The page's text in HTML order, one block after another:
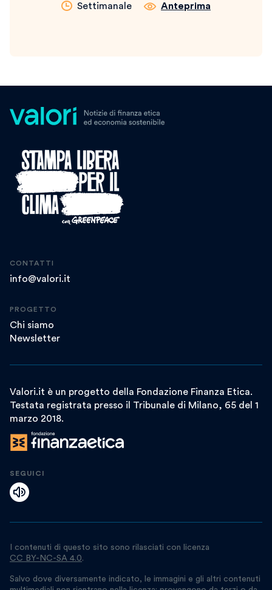
Settimanale Anteprima
CONTATTI
info@valori.it
PROGETTO
Chi siamo
Newsletter
Valori.it è un progetto della Fondazione Finanza Etica.
Testata registrata presso il Tribunale di Milano, 65 del 1
marzo 2018.
SEGUICI
I contenuti di questo sito sono rilasciati con licenza
CC BY-NC-SA 4.0.
Salvo dove diversamente indicato, le immagini e gli altri contenuti